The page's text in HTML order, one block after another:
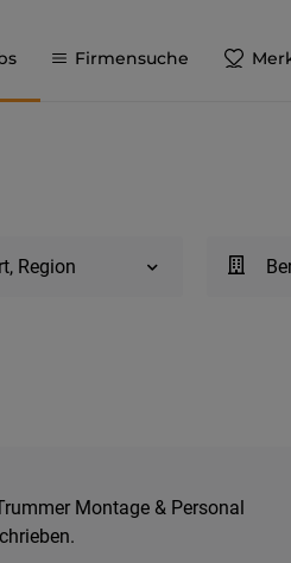
Firmensuche
Region
Montage & Personal